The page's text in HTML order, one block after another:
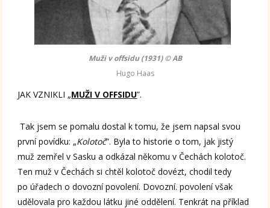
Muži v offsidu (1931) © AB
Hugo Haas
JAK VZNIKLI „MUŽI V OFFSIDU”.
Tak jsem se pomalu dostal k tomu, že jsem napsal svou
první povídku: „Kolotoč”. Byla to historie o tom, jak jistý
muž zemřel v Sasku a odkázal někomu v Čechách kolotoč.
Ten muž v Čechách si chtěl kolotoč dovézt, chodil tedy
po úřadech o dovozní povolení. Dovozní. povolení však
udělovala pro každou látku jiné oddělení. Tenkrát na příklad